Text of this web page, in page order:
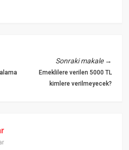
Sonraki makale→
Emeklilere verilen 5000 TL
kimlere verilmeyecek?